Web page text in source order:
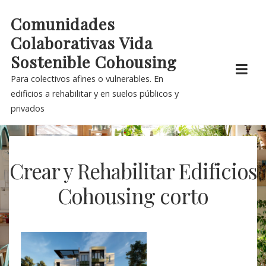
content
Comunidades
Colaborativas Vida
Sostenible Cohousing
Para colectivos afines o vulnerables. En
edificios a rehabilitar y en suelos públicos y
privados
Crear y Rehabilitar Edificios
Cohousing corto